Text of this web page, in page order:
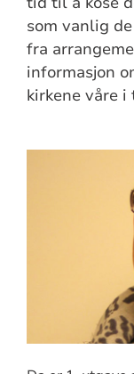
som vanlig
fra
informasjon
kirkene våre